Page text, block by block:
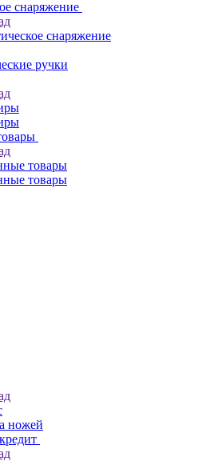
снаряжение
снаряжение
ручки
товары
товары
ножей